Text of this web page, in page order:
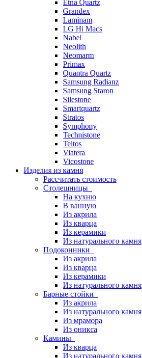
Etna Quartz
Grandex
Laminam
LG Hi Macs
Nabel
Neolith
Neomarm
Primax
Quantra Quartz
Samsung Radianz
Samsung Staron
Silestone
Smartquartz
Stratos
Symphony
Technistone
Teltos
Viatera
Vicostone
Изделия из камня
Рассчитать стоимость
Столешницы
На кухню
В ванную
Из акрила
Из кварца
Из керамики
Из натурального камня
Подоконники
Из акрила
Из кварца
Из керамики
Из натурального камня
Барные стойки
Из акрила
Из натурального камня
Из мрамора
Из оникса
Камины
Из кварца
Из натурального камня